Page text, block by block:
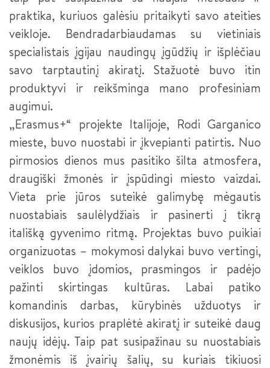
praktika, kuriuos galėsiu pritaikyti savo ateities
veikloje. Bendradarbiaudamas su vietiniais
specialistais įgijau naudingų įgūdžių ir išplėčiau
savo tarptautinį akiratį. Stažuotė buvo itin
produktyvi ir reikšminga mano profesiniam
augimui.
„Erasmus+“ projekte Italijoje, Rodi Garganico
mieste, buvo nuostabi ir įkvepianti patirtis. Nuo
pirmosios dienos mus pasitiko šilta atmosfera,
draugiški žmonės ir įspūdingi miesto vaizdai.
Vieta prie jūros suteikė galimybę mėgautis
nuostabiais saulėlydžiais ir pasiner­ti į tikrą
itališką gyvenimo ritmą. Projektas buvo puikiai
organizuotas – mokymosi dalykai buvo vertingi,
veiklos buvo įdomios, prasmingos ir padėjo
pažinti skirtingas kultūras. Labai patiko
komandinis darbas, kūrybinės užduotys ir
diskusijos, kurios praplėtė akiratį ir suteikė daug
naujų idėjų. Taip pat susipažinau su nuostabiais
žmonėmis iš įvairių šalių, su kuriais tikiuosi